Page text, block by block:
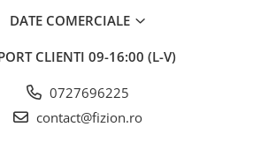
DATE COMERCIALE
CLIENTI 09-16:00 (L-V)
0727696225
contact@fizion.ro